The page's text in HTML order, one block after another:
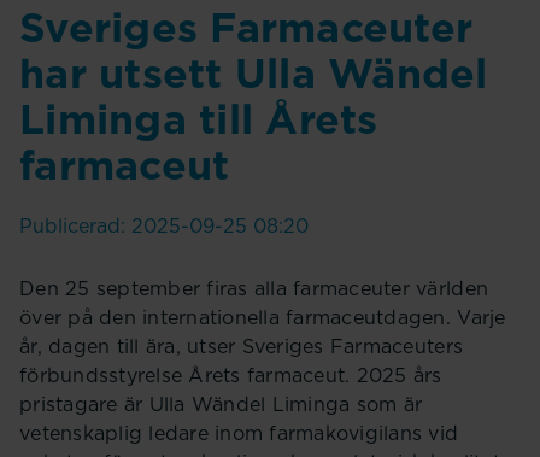
Sveriges Farmaceuter
har utsett Ulla Wändel
Liminga till Årets
farmaceut
Publicerad: 2025-09-25 08:20
Den 25 september firas alla farmaceuter världen
över på den internationella farmaceutdagen. Varje
år, dagen till ära, utser Sveriges Farmaceuters
förbundsstyrelse Årets farmaceut. 2025 års
pristagare är Ulla Wändel Liminga som är
vetenskaplig ledare inom farmakovigilans vid